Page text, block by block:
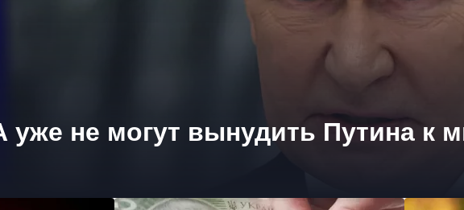
не могут вынудить Путина к